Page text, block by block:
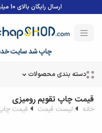
ارسال رایگان بالای 10 میلیون تومان، طبق قوانین چاپ شد
چاپ شد سایت
دسته بندی محصولات
قیمت چاپ تقویم رومیزی
خانه لیست قیمت قیمت